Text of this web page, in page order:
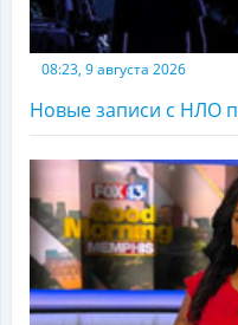
08:23, 9 августа 2026
Новые записи с НЛО